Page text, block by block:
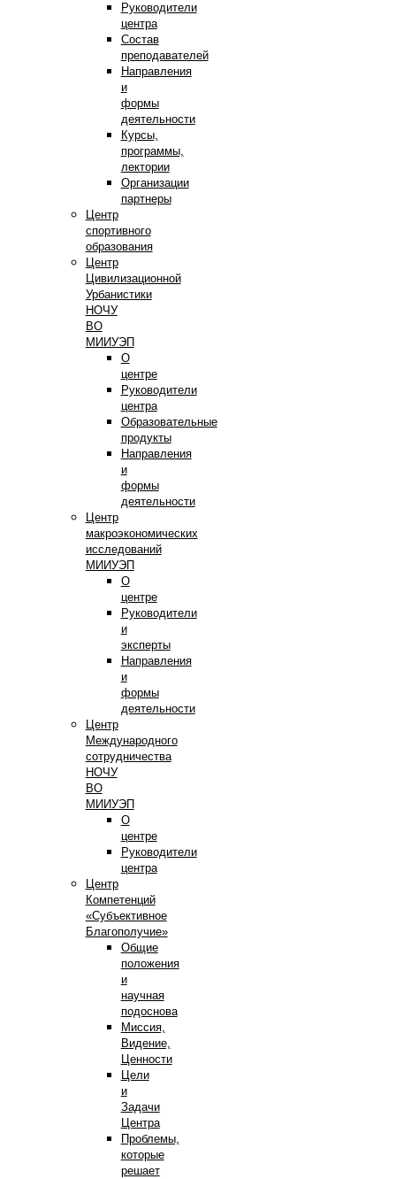
Руководители
центра
Состав
преподавателей
Направления
и
формы
деятельности
Курсы,
программы,
лектории
Организации
партнеры
Центр
спортивного
образования
Центр
Цивилизационной
Урбанистики
НОЧУ
ВО
МИИУЭП
О
центре
Руководители
центра
Образовательные
продукты
Направления
и
формы
деятельности
Центр
макроэкономических
исследований
МИИУЭП
О
центре
Руководители
и
эксперты
Направления
и
формы
деятельности
Центр
Международного
сотрудничества
НОЧУ
ВО
МИИУЭП
О
центре
Руководители
центра
Центр
Компетенций
«Субъективное
Благополучие»
Общие
положения
и
научная
подоснова
Миссия,
Видение,
Ценности
Цели
и
Задачи
Центра
Проблемы,
которые
решает